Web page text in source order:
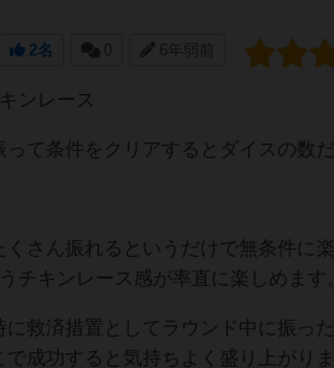
2名 0 6年弱前
ンレース
って条件をクリアするとダイスの数
くさん振れるというだけで無条件に
チキンレース感が率直に楽しめます
に救済措置としてラウンド中に振っ
で成功すると気持ちよく盛り上がりま